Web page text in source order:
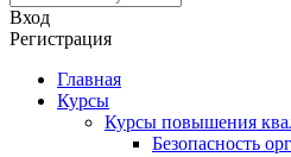
Вход
Регистрация
Главная
Курсы
Курсы повышения
Безопасность